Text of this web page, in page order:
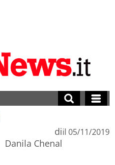
di
Danila Chenal
il 05/11/2019